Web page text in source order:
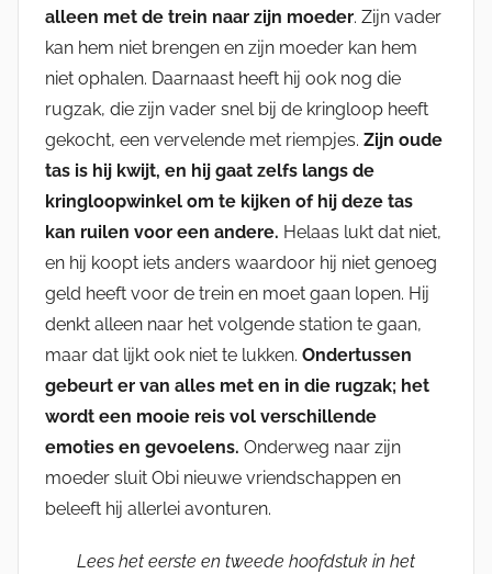
alleen met de trein naar zijn moeder. Zijn vader
kan hem niet brengen en zijn moeder kan hem
niet ophalen. Daarnaast heeft hij ook nog die
rugzak, die zijn vader snel bij de kringloop heeft
gekocht, een vervelende met riempjes. Zijn oude
tas is hij kwijt, en hij gaat zelfs langs de
kringloopwinkel om te kijken of hij deze tas
kan ruilen voor een andere. Helaas lukt dat niet,
en hij koopt iets anders waardoor hij niet genoeg
geld heeft voor de trein en moet gaan lopen. Hij
denkt alleen naar het volgende station te gaan,
maar dat lijkt ook niet te lukken. Ondertussen
gebeurt er van alles met en in die rugzak; het
wordt een mooie reis vol verschillende
emoties en gevoelens. Onderweg naar zijn
moeder sluit Obi nieuwe vriendschappen en
beleeft hij allerlei avonturen.
Lees het eerste en tweede hoofdstuk in het